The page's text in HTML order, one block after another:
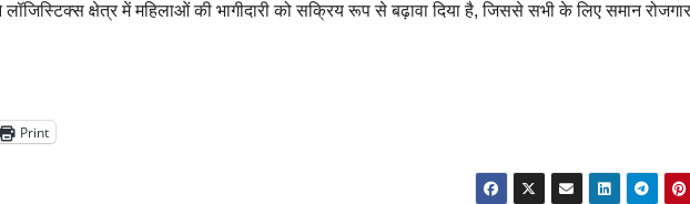
लॉजिस्टिक्स क्षेत्र में महिलाओं की भागीदारी को सक्रिय रूप से बढ़ावा दिया है, जिससे सभी के लिए समान
Print